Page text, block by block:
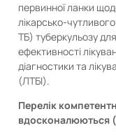
первинної ланки
лікарсько-
ТБ) туберкульозу
ефективності
діагностики та
(ЛТБІ).
Перелік
вдосконалюються